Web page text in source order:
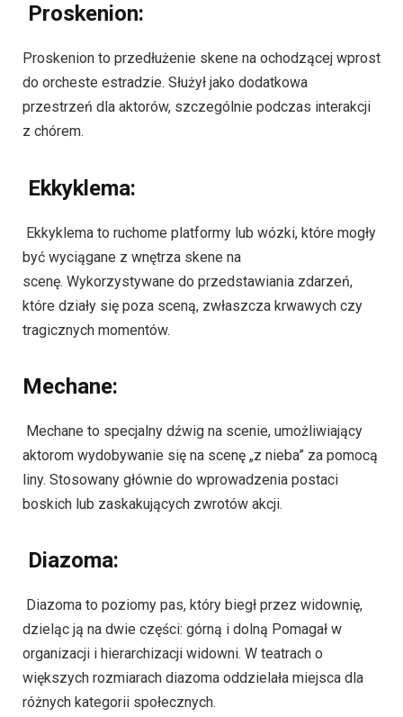
Proskenion:
Proskenion to przedłużenie skene na ochodzącej wprost
do orcheste estradzie. Służył jako dodatkowa
przestrzeń dla aktorów, szczególnie podczas interakcji
z chórem.
Ekkyklema:
Ekkyklema to ruchome platformy lub wózki, które mogły
być wyciągane z wnętrza skene na
scenę. Wykorzystywane do przedstawiania zdarzeń,
które działy się poza sceną, zwłaszcza krwawych czy
tragicznych momentów.
Mechane:
Mechane to specjalny dźwig na scenie, umożliwiający
aktorom wydobywanie się na scenę „z nieba” za pomocą
liny. Stosowany głównie do wprowadzenia postaci
boskich lub zaskakujących zwrotów akcji.
Diazoma:
Diazoma to poziomy pas, który biegł przez widownię,
dzieląc ją na dwie części: górną i dolną Pomagał w
organizacji i hierarchizacji widowni. W teatrach o
większych rozmiarach diazoma oddzielała miejsca dla
różnych kategorii społecznych.